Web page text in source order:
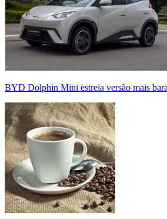
BYD Dolphin Mini estreia versão mais